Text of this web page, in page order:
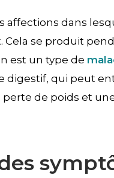
dans
se produit
est un type de
qui peut
perte de poids et